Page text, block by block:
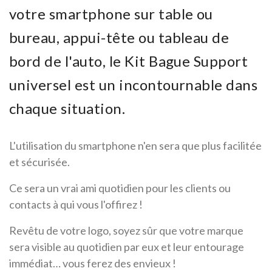
votre smartphone sur table ou
bureau, appui-tête ou tableau de
bord de l'auto, le Kit Bague Support
universel est un incontournable dans
chaque situation.
L'utilisation du smartphone n'en sera que plus facilitée
et sécurisée.
Ce sera un vrai ami quotidien pour les clients ou
contacts à qui vous l'offirez !
Revêtu de votre logo, soyez sûr que votre marque
sera visible au quotidien par eux et leur entourage
immédiat… vous ferez des envieux !